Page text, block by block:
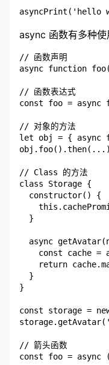
async 函数有多种使
// 函数声明
async function
// 函数表达式
const foo =
// 对象的方法
let obj = {
obj.foo().then(...)
// Class 的方法
class Storage {
  constructor() {
  }
async
const cache =
return
  }
}
const storage =
// 箭头函数